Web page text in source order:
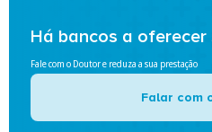
Há bancos a
Fale com o Doutor e reduza a sua prestação
Falar com